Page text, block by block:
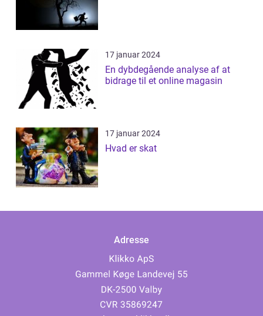
17 januar 2024
En dybdegående analyse af at
bidrage til et online magasin
17 januar 2024
Hvad er skat
Adresse